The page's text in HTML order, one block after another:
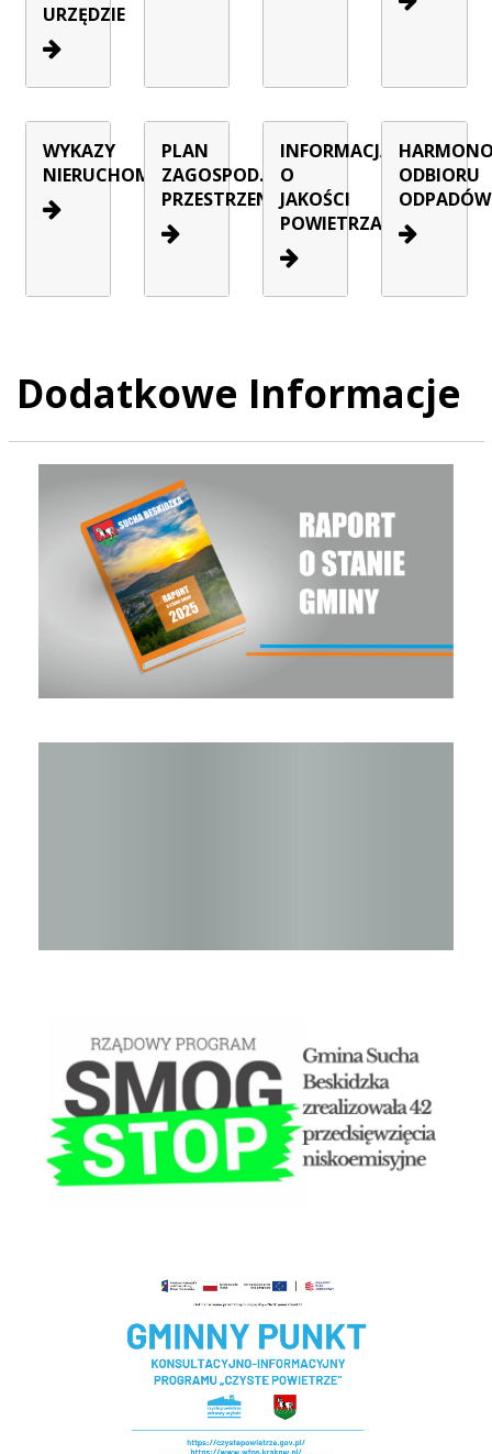
URZĘDZIE
WYKAZY
NIERUCHOMOŚCI
PLAN
ZAGOSPOD.
PRZESTRZENNEGO
INFORMACJA
O
JAKOŚCI
POWIETRZA
ODBIORU
ODPADÓW
Dodatkowe Informacje